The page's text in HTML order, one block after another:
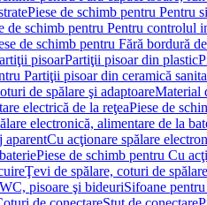
Piese de schimb pentru Pentru
de schimb pentru Pentru controlul
de schimb pentru Fără bordură
pisoarPartiţii pisoar din plastic
Partiţii pisoar din ceramică
de spălare şi adaptoareMaterial
electrică de la reţeaPiese de
electronică, alimentare de la
aparentCu acţionare spălare
Piese de schimb pentru Cu
Ţevi de spălare, coturi de
pisoare şi bideuriSifoane